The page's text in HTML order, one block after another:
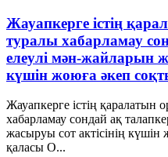
Жауапкерге істің
туралы хабарламау
елеулі мән-жайларын
күшін жоюға әкеп
Жауапкерге істің
хабарламау сондай ақ
жасыруы сот актісінің
қаласы О...